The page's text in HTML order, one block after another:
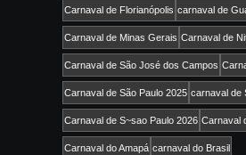
Carnaval de Florianópolis carnaval de
Carnaval de Minas Gerais Carnaval de
Carnaval de São José dos Campos
Carnaval de São Paulo 2025 carnaval de
Carnaval de S~sao Paulo 2026 Carnaval
Carnaval do Amapá carnaval do Brasil